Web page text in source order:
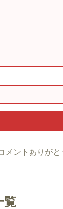
メントありがと
覧